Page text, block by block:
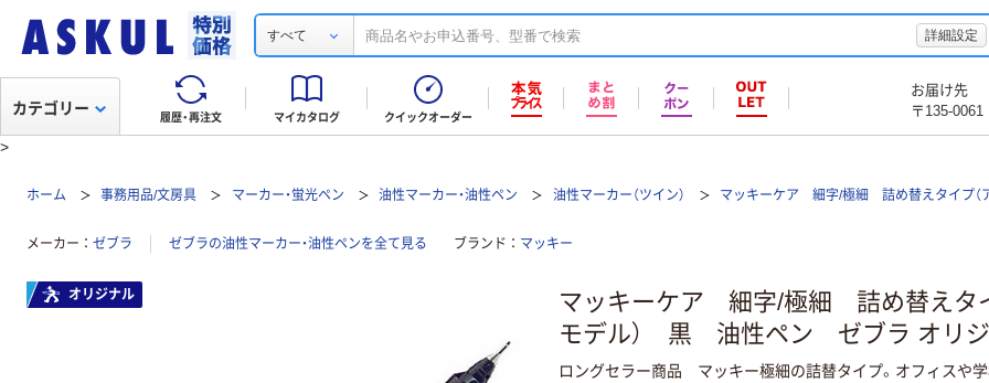
すべて 詳細設定
履歴・再注文 マイカタログ クイックオーダー
お届け先
〒135-0061
カテゴリー
>
ホーム 事務用品/文房具 マーカー・蛍光ペン 油性マーカー・油性ペン 油性マーカー（ツイン） マッキーケア 細字/極細 詰め替えタイプ
メーカー ゼブラ ゼブラの油性マーカー・油性ペンを全て見る ブランド マッキー
マッキーケア 細字/極細 詰め替えタ
モデル） 黒 油性ペン ゼブラ オリ
ロングセラー商品 マッキー極細の詰替タイプ。オフィスや
オリジナル